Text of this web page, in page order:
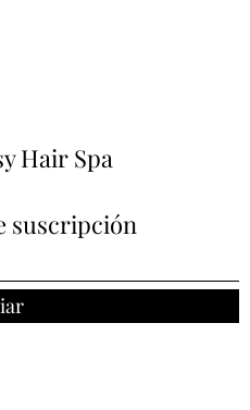
Hair Spa
suscripción